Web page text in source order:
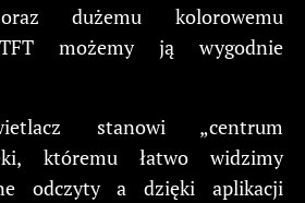
dużemu kolorowemu
możemy ją wygodnie
stanowi „centrum
któremu łatwo widzimy
odczyty a dzięki aplikacji